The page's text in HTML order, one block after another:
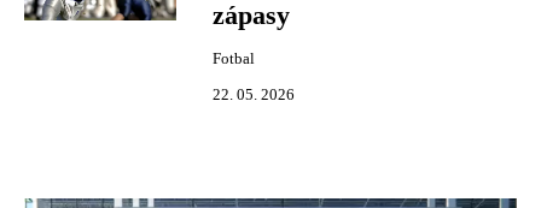
zápasy
Fotbal
22. 05. 2026